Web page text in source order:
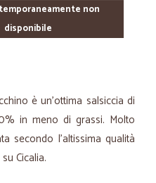
non
disponibile
è un'ottima salsiccia di
in meno di grassi. Molto
secondo l’altissima qualità
Cicalia.